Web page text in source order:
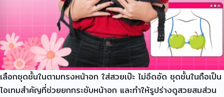
เลือกชุดชั้นในตามทรงหน้าอก ใส่สวยเป๊ะ ไม่อึดอัด ชุดชั้นในถือเป็น
ไอเทมสำคัญที่ช่วยยกกระชับหน้าอก และทำให้รูปร่างดูสวยสมส่วน